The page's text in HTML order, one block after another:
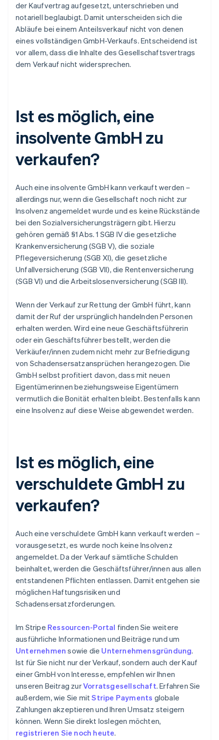
der Kaufvertrag aufgesetzt, unterschrieben und
notariell beglaubigt. Damit unterscheiden sich die
Abläufe bei einem Anteilsverkauf nicht von denen
eines vollständigen GmbH-Verkaufs. Entscheidend ist
vor allem, dass die Inhalte des Gesellschaftsvertrags
dem Verkauf nicht widersprechen.
Ist es möglich, eine
insolvente GmbH zu
verkaufen?
Auch eine insolvente GmbH kann verkauft werden –
allerdings nur, wenn die Gesellschaft noch nicht zur
Insolvenz angemeldet wurde und es keine Rückstände
bei den Sozialversicherungsträgern gibt. Hierzu
gehören gemäß §1 Abs. 1 SGB IV die gesetzliche
Krankenversicherung (SGB V), die soziale
Pflegeversicherung (SGB XI), die gesetzliche
Unfallversicherung (SGB VII), die Rentenversicherung
(SGB VI) und die Arbeitslosenversicherung (SGB III).
Wenn der Verkauf zur Rettung der GmbH führt, kann
damit der Ruf der ursprünglich handelnden Personen
erhalten werden. Wird eine neue Geschäftsführerin
oder ein Geschäftsführer bestellt, werden die
Verkäufer/innen zudem nicht mehr zur Befriedigung
von Schadensersatzansprüchen herangezogen. Die
GmbH selbst profitiert davon, dass mit neuen
Eigentümerinnen beziehungsweise Eigentümern
vermutlich die Bonität erhalten bleibt. Bestenfalls kann
eine Insolvenz auf diese Weise abgewendet werden.
Ist es möglich, eine
verschuldete GmbH zu
verkaufen?
Auch eine verschuldete GmbH kann verkauft werden –
vorausgesetzt, es wurde noch keine Insolvenz
angemeldet. Da der Verkauf sämtliche Schulden
beinhaltet, werden die Geschäftsführer/innen aus allen
entstandenen Pflichten entlassen. Damit entgehen sie
möglichen Haftungsrisiken und
Schadensersatzforderungen.
Im Stripe Ressourcen-Portal finden Sie weitere
ausführliche Informationen und Beiträge rund um
Unternehmen sowie die Unternehmensgründung.
Ist für Sie nicht nur der Verkauf, sondern auch der Kauf
einer GmbH von Interesse, empfehlen wir Ihnen
unseren Beitrag zurVorratsgesellschaft. Erfahren Sie
außerdem, wie Sie mitStripe Payments globale
Zahlungen akzeptieren und Ihren Umsatz steigern
können. Wenn Sie direkt loslegen möchten,
registrieren Sie noch heute.